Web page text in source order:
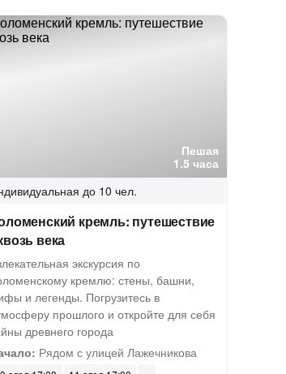
Пешая
1.5 часа
до 10 чел.
кремль: путешествие
века
экскурсия по
кремлю: стены, башни,
и легенды. Погрузитесь в
прошлого и откройте для себя
древнего города
Рядом с улицей Лажечникова